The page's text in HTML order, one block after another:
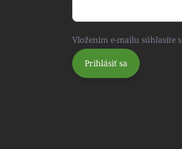
Vložením e-mailu súhlasíte s
Prihlásiť sa